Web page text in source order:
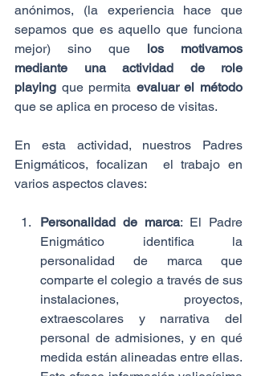
anónimos, (la experiencia hace que
sepamos que es aquello que funciona
mejor) sino que los motivamos
mediante una actividad de role
playing que permita evaluar el método
que se aplica en proceso de visitas.
En esta actividad, nuestros Padres
Enigmáticos, focalizan  el trabajo en
varios aspectos claves:
Personalidad de marca: El Padre
Enigmático identifica la
personalidad de marca que
comparte el colegio a través de sus
instalaciones, proyectos,
extraescolares y narrativa del
personal de admisiones, y en qué
medida están alineadas entre ellas.